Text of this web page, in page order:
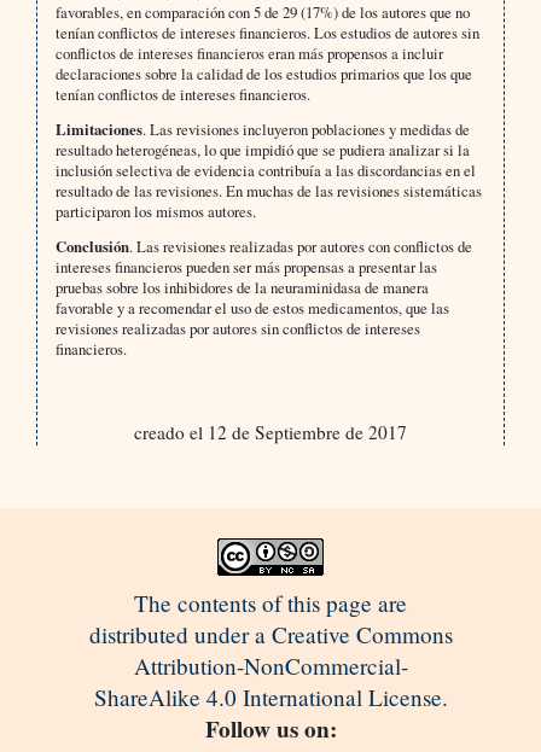
favorables, en comparación con 5 de 29 (17%) de los autores que no
tenían conflictos de intereses financieros. Los estudios de autores sin
conflictos de intereses financieros eran más propensos a incluir
declaraciones sobre la calidad de los estudios primarios que los que
tenían conflictos de intereses financieros.
Limitaciones. Las revisiones incluyeron poblaciones y medidas de
resultado heterogéneas, lo que impidió que se pudiera analizar si la
inclusión selectiva de evidencia contribuía a las discordancias en el
resultado de las revisiones. En muchas de las revisiones sistemáticas
participaron los mismos autores.
Conclusión. Las revisiones realizadas por autores con conflictos de
intereses financieros pueden ser más propensas a presentar las
pruebas sobre los inhibidores de la neuraminidasa de manera
favorable y a recomendar el uso de estos medicamentos, que las
revisiones realizadas por autores sin conflictos de intereses
financieros.
creado el 12 de Septiembre de 2017
The contents of this page are
distributed under a Creative Commons
Attribution-NonCommercial-
ShareAlike 4.0 International License.
Follow us on: